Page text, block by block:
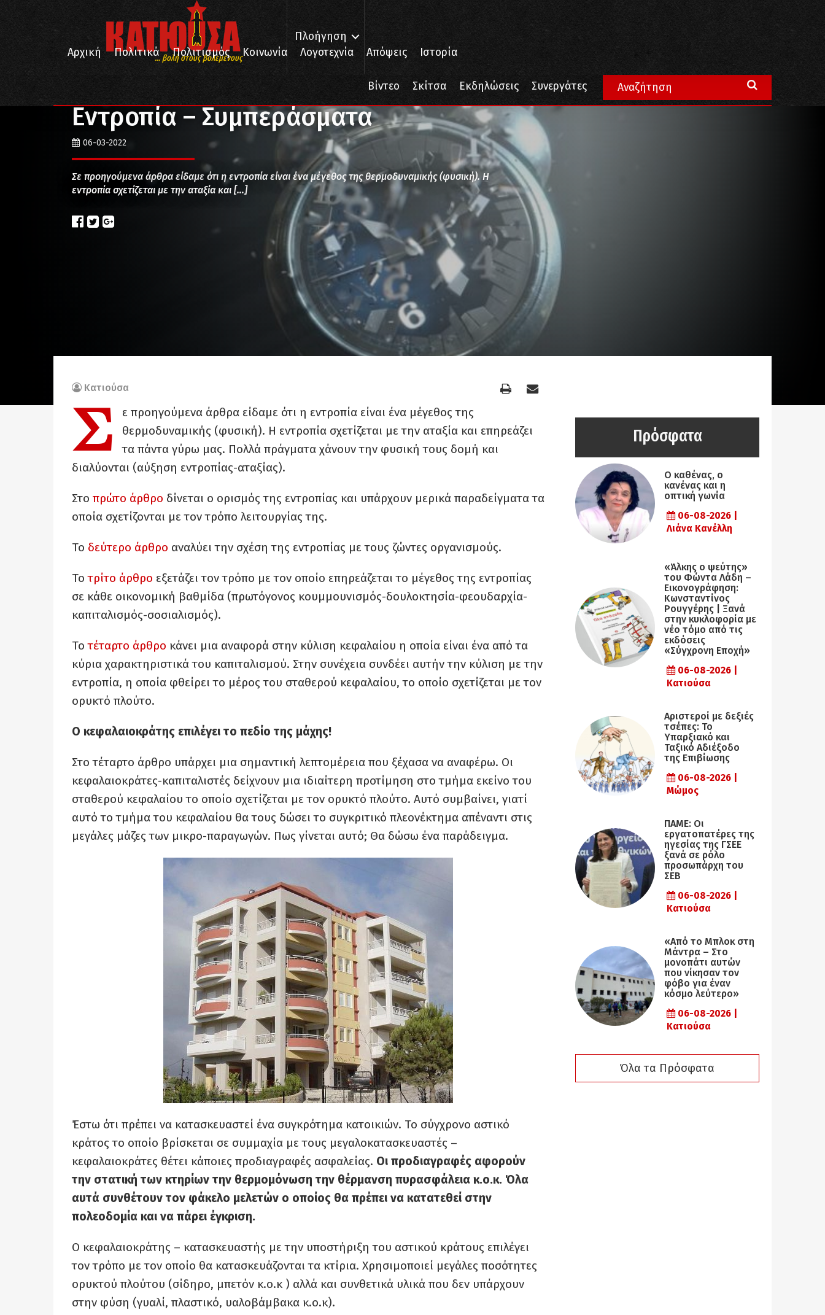
... βολή στους βολεμένους
Πλοήγηση
Αρχική
Πολιτικά Πολιτισμός Κοινωνία Λογοτεχνία Απόψεις Ιστορία
Βίντεο Σκίτσα Εκδηλώσεις Συνεργάτες
Κοινωνία
Εντροπία – Συμπεράσματα
06-03-2022
Σε προηγούμενα άρθρα είδαμε ότι η εντροπία είναι ένα μέγεθος της θερμοδυναμικής (φυσική). Η
εντροπία σχετίζεται με την αταξία και […]
Κατιούσα
Σ
ε προηγούμενα άρθρα είδαμε ότι η εντροπία είναι ένα μέγεθος της
θερμοδυναμικής (φυσική). Η εντροπία σχετίζεται με την αταξία και επηρεάζει
τα πάντα γύρω μας. Πολλά πράγματα χάνουν την φυσική τους δομή και
διαλύονται (αύξηση εντροπίας-αταξίας).
Στο πρώτο άρθρο δίνεται ο ορισμός της εντροπίας και υπάρχουν μερικά παραδείγματα τα
οποία σχετίζονται με τον τρόπο λειτουργίας της.
Το δεύτερο άρθρο αναλύει την σχέση της εντροπίας με τους ζώντες οργανισμούς.
Τοτρίτο άρθρο εξετάζει τον τρόπο με τον οποίο επηρεάζεται το μέγεθος της εντροπίας
σε κάθε οικονομική βαθμίδα (πρωτόγονος κουμμουνισμός-δουλοκτησία-φεουδαρχία-
καπιταλισμός-σοσιαλισμός).
Τοτέταρτο άρθρο κάνει μια αναφορά στην κύλιση κεφαλαίου η οποία είναι ένα από τα
κύρια χαρακτηριστικά του καπιταλισμού. Στην συνέχεια συνδέει αυτήν την κύλιση με την
εντροπία, η οποία φθείρει το μέρος του σταθερού κεφαλαίου, το οποίο σχετίζεται με τον
ορυκτό πλούτο.
Ο κεφαλαιοκράτης επιλέγει το πεδίο της μάχης!
Στο τέταρτο άρθρο υπάρχει μια σημαντική λεπτομέρεια που ξέχασα να αναφέρω. Οι
κεφαλαιοκράτες-καπιταλιστές δείχνουν μια ιδιαίτερη προτίμηση στο τμήμα εκείνο του
σταθερού κεφαλαίου το οποίο σχετίζεται με τον ορυκτό πλούτο. Αυτό συμβαίνει, γιατί
αυτό το τμήμα του κεφαλαίου θα τους δώσει το συγκριτικό πλεονέκτημα απέναντι στις
μεγάλες μάζες των μικρο-παραγωγών. Πως γίνεται αυτό; Θα δώσω ένα παράδειγμα.
Έστω ότι πρέπει να κατασκευαστεί ένα συγκρότημα κατοικιών. Το σύγχρονο αστικό
κράτος το οποίο βρίσκεται σε συμμαχία με τους μεγαλοκατασκευαστές –
κεφαλαιοκράτες θέτει κάποιες προδιαγραφές ασφαλείας. Οι προδιαγραφές αφορούν
την στατική των κτηρίων την θερμομόνωση την θέρμανση πυρασφάλεια κ.ο.κ. Όλα
αυτά συνθέτουν τον φάκελο μελετών ο οποίος θα πρέπει να κατατεθεί στην
πολεοδομία και να πάρει έγκριση.
Ο κεφαλαιοκράτης – κατασκευαστής με την υποστήριξη του αστικού κράτους επιλέγει
τον τρόπο με τον οποίο θα κατασκευάζονται τα κτίρια. Χρησιμοποιεί μεγάλες ποσότητες
ορυκτού πλούτου (σίδηρο, μπετόν κ.ο.κ ) αλλά και συνθετικά υλικά που δεν υπάρχουν
στην φύση (γυαλί, πλαστικό, υαλοβάμβακα κ.ο.κ).
Πρόσφατα
Ο καθένας, ο
κανένας και η
οπτική γωνία
06-08-2026 |
Λιάνα Κανέλλη
«Άλκης ο ψεύτης»
του Φώντα Λάδη –
Εικονογράφηση:
Κωνσταντίνος
Ρουγγέρης | Ξανά
στην κυκλοφορία με
νέο τόμο από τις
εκδόσεις
«Σύγχρονη Εποχή»
06-08-2026 |
Κατιούσα
Αριστεροί με δεξιές
τσέπες: Το
Υπαρξιακό και
Ταξικό Αδιέξοδο
της Επιβίωσης
06-08-2026 |
Μώμος
ΠΑΜΕ: Οι
εργατοπατέρες της
ηγεσίας της ΓΣΕΕ
ξανά σε ρόλο
προσωπάρχη του
ΣΕΒ
06-08-2026 |
Κατιούσα
«Από το Μπλοκ στη
Μάντρα – Στο
μονοπάτι αυτών
που νίκησαν τον
φόβο για έναν
κόσμο λεύτερο»
06-08-2026 |
Κατιούσα
Όλα τα Πρόσφατα